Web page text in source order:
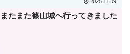
2025.11.09
またまた篠山城へ行ってきました